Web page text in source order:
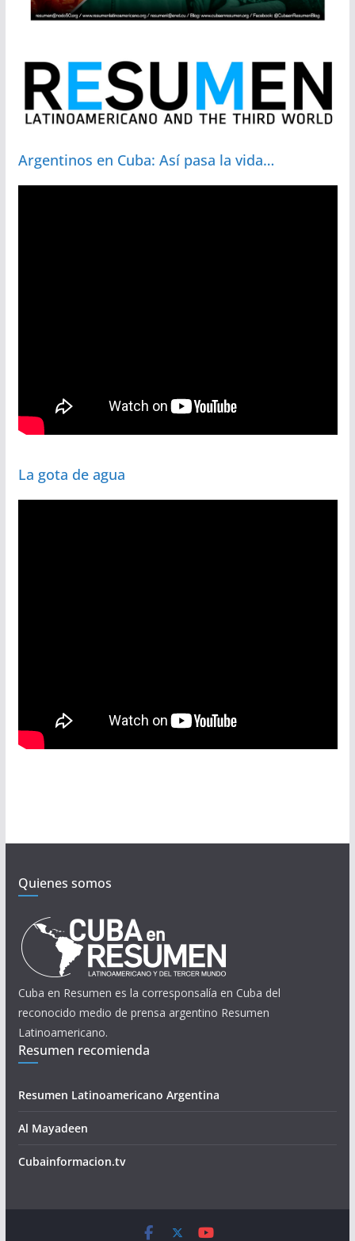
Argentinos en Cuba: Así pasa la vida…
La gota de agua
Quienes somos
Cuba en Resumen es la corresponsalía en Cuba del
reconocido medio de prensa argentino Resumen
Latinoamericano.
Resumen recomienda
Resumen Latinoamericano Argentina
Al Mayadeen
Cubainformacion.tv